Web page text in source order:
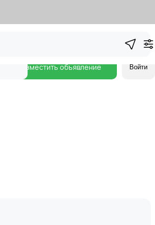
Разместить объявление Войти